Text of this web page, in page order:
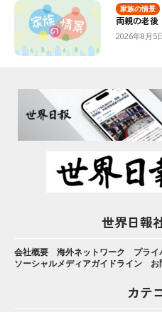
家族の情景
両親の老後
2026年8月5
世界日報
会社概要 海外ネットワーク
プライ
ソーシャルメディアガイドライン
お
カテ